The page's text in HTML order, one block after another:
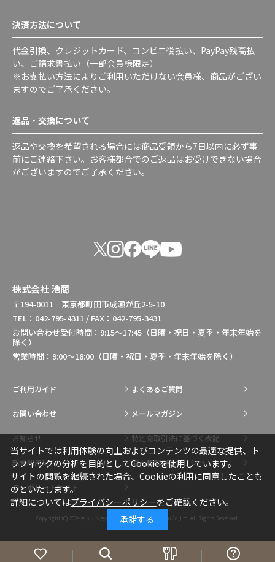
決済方法について
代金引換、クレジットカード、コンビニ後払い、PayPay残高払
い、ご請求書払い（一部会員様限定）
※お支払い方法によりご利用いただけない会員様、商品がござい
ますのでご了承ください。
返品・交換について
返品や交換を希望される場合には商品受領から7日以内に必ず事
前にご連絡下さい。お客様都合でのご返品はお受けできない場合
がございますのでご了承ください。
株式会社 池商
〒194-0011 東京都町田市成瀬が丘2-5-10
TEL：042-795-4311 / FAX：042-795-3431
お問い合わせ受付時間：9:15～17:45（日曜・祝日・夏季・年末年始を
除く）
営業時間：9:00～18:00（日曜・祝日・夏季・年末年始を除く）
ご利用ガイド よくあるご質問
お問い合わせ メールマガジン
お知らせ 特定商取引法に基づく表記
総合利用規約 個人情報保護ポリシー
コーポレートサイト
Copyright (C) 2024 キッチン用品・調理用品の通販はIkesho Co.,Ltd. All Rights Reserved.
当サイトでは利用体験の向上およびコンテンツの最適な提供、ト
ラフィックの分析を目的としてCookieを使用しています。
サイトの閲覧を継続された場合、Cookieの利用に同意したことも
のといたします。
詳細についてはプライバシーポリシーをご確認ください。
承諾する